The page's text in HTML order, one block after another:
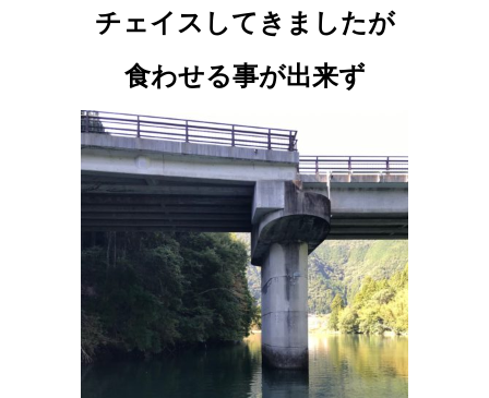
チェイスしてきましたが
食わせる事が出来ず